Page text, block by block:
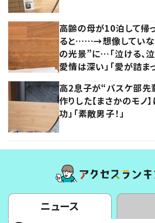
高齢の母が10泊して帰
ると……→想像していな
の光景”に…「泣ける、泣
愛情は深い」「愛が詰ま
高2息子が“バスケ部先
作りした【まさかのモノ
功」「素敵男子！」
ニュース